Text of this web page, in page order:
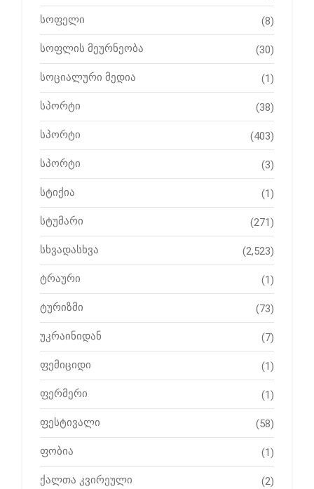
სოფელი (8)
სოფლის მეურნეობა (30)
სოციალური მედია (1)
სპორტი (38)
სპორტი (403)
სპორტი (3)
სტიქია (1)
სტუმარი (271)
სხვადასხვა (2,523)
ტრაური (1)
ტურიზმი (73)
უკრაინიდან (7)
ფემიციდი (1)
ფერმერი (1)
ფესტივალი (58)
ფობია (1)
ქალთა კვირეული (2)